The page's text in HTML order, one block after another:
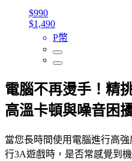
$990
$1,490
P幣
電腦不再燙手！精
高溫卡頓與噪音困
當您長時間使用電腦進行高
行3A遊戲時，是否常感覺到